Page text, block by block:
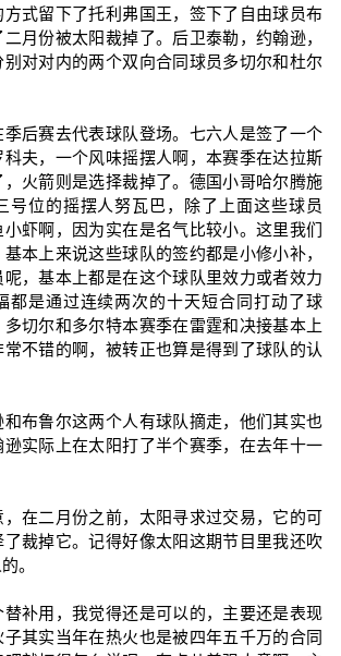
式留下了托利弗国王，签下了自由球员布
月份被太阳裁掉了。后卫泰勒，约翰逊，
对对内的两个双向合同球员多切尔和杜尔
后赛去代表球队登场。七六人是签了一个
科夫，一个风味摇摆人啊，本赛季在达拉斯
火箭则是选择裁掉了。德国小哥哈尔腾施
号位的摇摆人努瓦巴，除了上面这些球员
虾啊，因为实在是名气比较小。这里我们
本上来说这些球队的签约都是小修小补，
，基本上都是在这个球队里效力或者效力
都是通过连续两次的十天短合同打动了球
多切尔和多尔特本赛季在雷霆和决接基本上
不错的啊，被转正也算是得到了球队的认
布鲁尔这两个人有球队摘走，他们其实也
实际上在太阳打了半个赛季，在去年十一
在二月份之前，太阳寻求过交易，它的可
裁掉它。记得好像太阳这期节目里我还吹
。
补用，我觉得还是可以的，主要还是表现
其实当年在热火也是被四年五千万的合同